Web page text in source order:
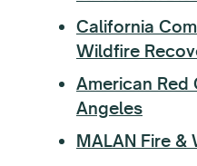
California
Wildfire
American Red
Angeles
MALAN Fire